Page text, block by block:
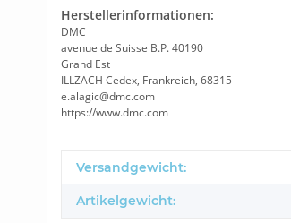
Herstellerinformationen:
DMC
avenue de Suisse B.P. 40190
Grand Est
ILLZACH Cedex, Frankreich, 68315
e.alagic@dmc.com
https://www.dmc.com
Produkteigenschaft
Wert
Versandgewicht:
Artikelgewicht: